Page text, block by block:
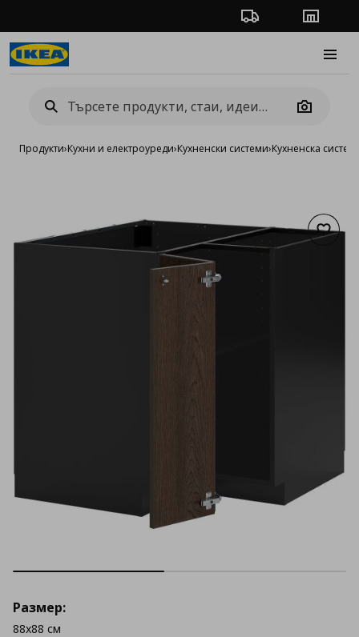
Проследяване на
Camera
Продукти›Кухни и електроуреди›Кухненски системи›Кухненска
Размер:
88x88 см